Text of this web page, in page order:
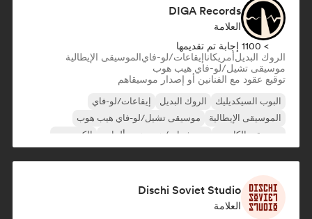
DIGA Records
العلامة
> 1100 إجابة تم تقديمها
الروك البديلأمريكاناإيقاعات/لو-فايالموسيقى الإيطالية
موسيقى تشيل/لو-فاي هيب هوب
توقيع عقود مع الفنانين أو إصدار موسيقاهم
البوب السيكديليك الروك البديل
إيقاعات/لو-فاي
الموسيقى الإيطالية
موسيقى تشيل/لو-فاي هيب هوب
موسيقى الكانتري
ديوتشراب/هيب هوب ألماني إلكتروبوب
Dischi Soviet Studio
العلامة